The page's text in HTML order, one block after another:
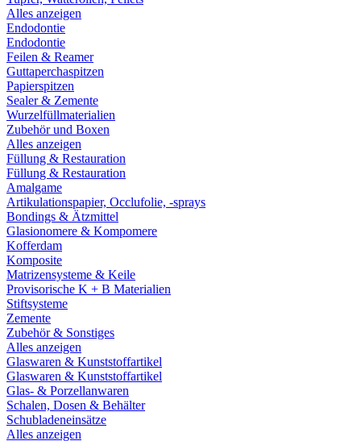
Alles anzeigen
Endodontie
Endodontie
Feilen & Reamer
Guttaperchaspitzen
Papierspitzen
Sealer & Zemente
Wurzelfüllmaterialien
Zubehör und Boxen
Alles anzeigen
Füllung & Restauration
Füllung & Restauration
Amalgame
Artikulationspapier, Occlufolie, -sprays
Bondings & Ätzmittel
Glasionomere & Kompomere
Kofferdam
Komposite
Matrizensysteme & Keile
Provisorische K + B Materialien
Stiftsysteme
Zemente
Zubehör & Sonstiges
Alles anzeigen
Glaswaren & Kunststoffartikel
Glaswaren & Kunststoffartikel
Glas- & Porzellanwaren
Schalen, Dosen & Behälter
Schubladeneinsätze
Alles anzeigen